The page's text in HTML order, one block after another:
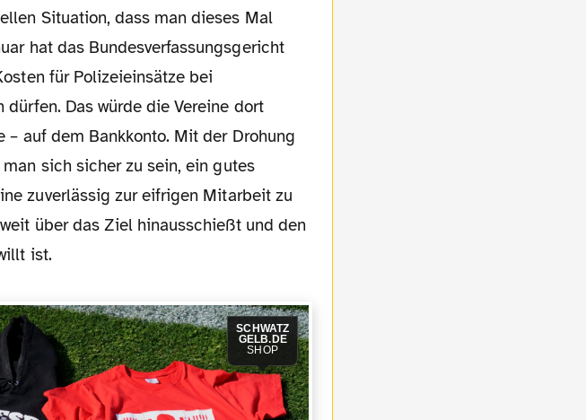
Situation, dass man dieses Mal
hat das Bundesverfassungsgericht
für Polizeieinsätze bei
Das würde die Vereine dort
auf dem Bankkonto. Mit der Drohung
sich sicher zu sein, ein gutes
zuverlässig zur eifrigen Mitarbeit zu
über das Ziel hinausschießt und den
ist.
SCHWATZ
GELB.DE
SHOP